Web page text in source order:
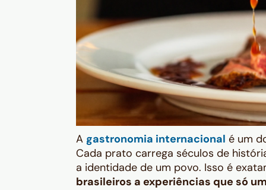
A gastronomia internacional é um
Cada prato carrega séculos de
a identidade de um povo. Isso é
brasileiros a experiências que só